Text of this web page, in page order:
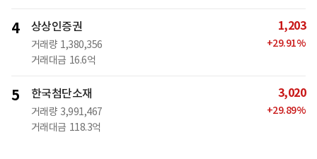
4 상상인증권
거래량 1,380,356
거래대금 16.6억
1,203
+29.91%
5 한국첨단소재
거래량 3,991,467
거래대금 118.3억
3,020
+29.89%